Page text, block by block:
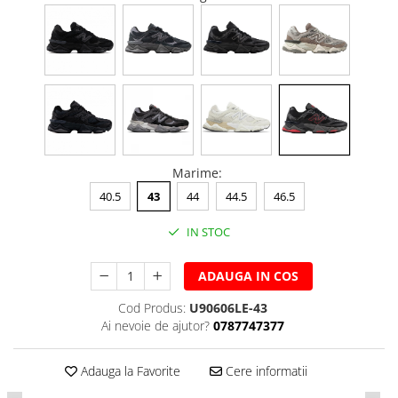
Marime:
40.5 43 44 44.5 46.5
IN STOC
ADAUGA IN COS
Cod Produs: U90606LE-43
Ai nevoie de ajutor? 0787747377
Adauga la Favorite Cere informatii